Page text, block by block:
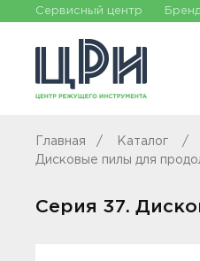
Сервисный центр
Главная Каталог
Дисковые пилы для
Серия 37.